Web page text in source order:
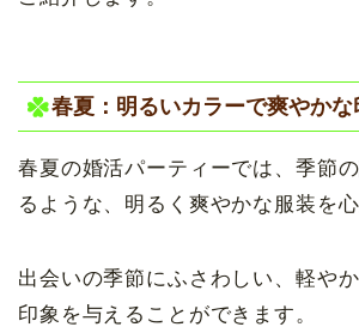
春夏：明るいカラーで爽やかな
春夏の婚活パーティーでは、季節
るような、明るく爽やかな服装を
出会いの季節にふさわしい、軽や
印象を与えることができます。